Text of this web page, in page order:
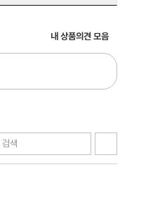
내 상품의견 모음